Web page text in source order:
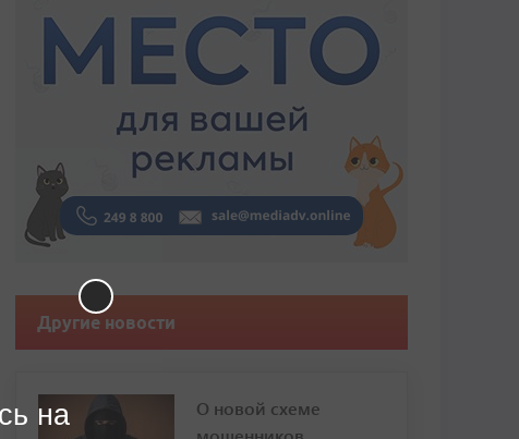
Другие новости
О новой схеме
на